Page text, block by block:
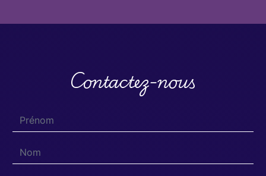
Contactez-nous